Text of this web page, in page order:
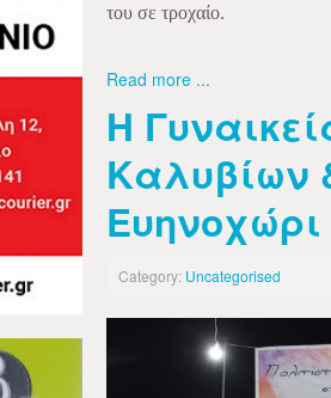
του σε τροχαίο.
Read more ...
Η
Καλυβίων
Ευηνοχώρι
Category: Uncategorised